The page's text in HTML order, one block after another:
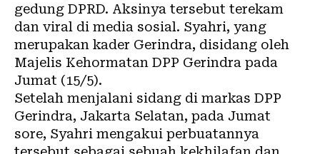
gedung DPRD. Aksinya tersebut terekam
dan viral di media sosial. Syahri, yang
merupakan kader Gerindra, disidang oleh
Majelis Kehormatan DPP Gerindra pada
Jumat (15/5).
Setelah menjalani sidang di markas DPP
Gerindra, Jakarta Selatan, pada Jumat
sore, Syahri mengakui perbuatannya